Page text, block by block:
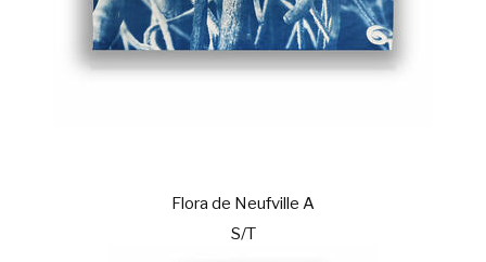
Flora de Neufville A
S/T